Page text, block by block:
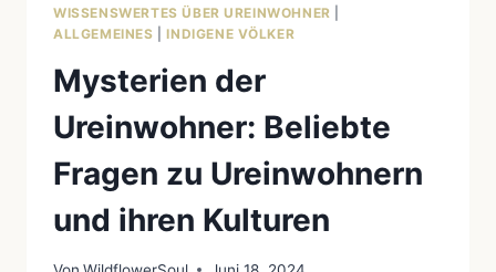
WISSENSWERTES ÜBER UREINWOHNER
ALLGEMEINES |INDIGENE VÖLKER
Mysterien der
Ureinwohner: Beliebte
Fragen zu Ureinwohnern
und ihren Kulturen